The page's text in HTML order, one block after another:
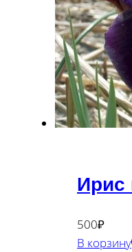
Ирис
500₽
В корзину